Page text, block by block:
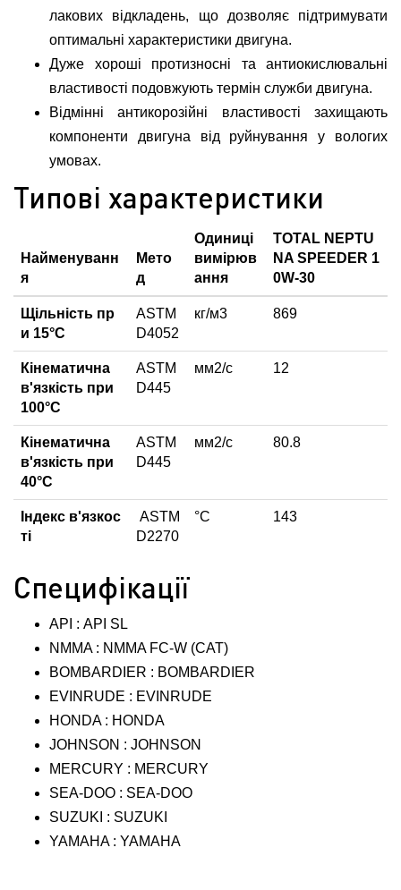
лакових відкладень, що дозволяє підтримувати
оптимальні характеристики двигуна.
Дуже хороші протизносні та антиокислювальні
властивості подовжують термін служби двигуна.
Відмінні антикорозійні властивості захищають
компоненти двигуна від руйнування у вологих
умовах.
Типові характеристики
Найменуванн
я
Мето
д
Одиниці
вимірюв
ання
TOTAL NEPTU
NA SPEEDER 1
0W-30
Щільність пр
и 15°С
ASTM
D4052
кг/м3 869
Кінематична
в'язкість при
100°С
ASTM
D445
мм2/с 12
Кінематична
в'язкість при
40°С
ASTM
D445
мм2/с 80.8
Індекс в'язкос
ті
ASTM
D2270
°C 143
Специфікації
API : API SL
NMMA : NMMA FC-W (CAT)
BOMBARDIER : BOMBARDIER
EVINRUDE : EVINRUDE
HONDA : HONDA
JOHNSON : JOHNSON
MERCURY : MERCURY
SEA-DOO : SEA-DOO
SUZUKI : SUZUKI
YAMAHA : YAMAHA